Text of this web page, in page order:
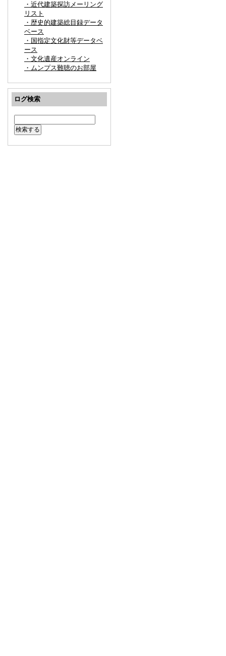
・近代建築探訪メーリング
リスト
・歴史的建築総目録データ
ベース
・国指定文化財等データベ
ース
・文化遺産オンライン
・ムンプス難聴のお部屋
ログ検索